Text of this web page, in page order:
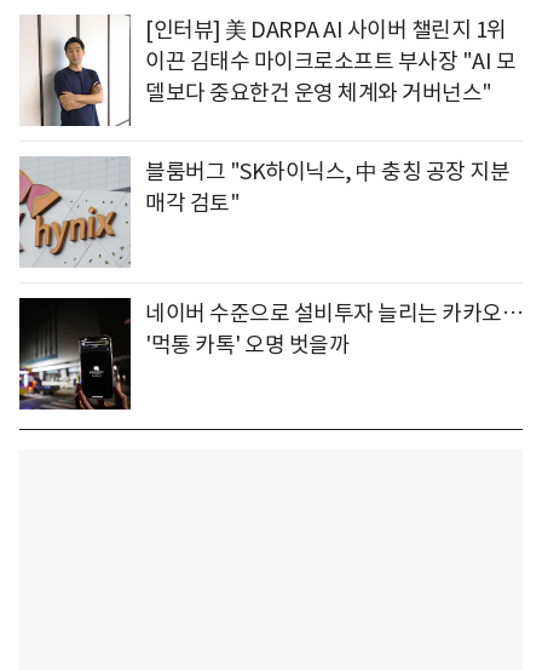
[인터뷰] 美 DARPA AI 사이버 챌린지 1위
이끈 김태수 마이크로소프트 부사장 "AI 모
델보다 중요한건 운영 체계와 거버넌스"
블룸버그 "SK하이닉스, 中 충칭 공장 지분
매각 검토"
네이버 수준으로 설비투자 늘리는 카카오…
'먹통 카톡' 오명 벗을까